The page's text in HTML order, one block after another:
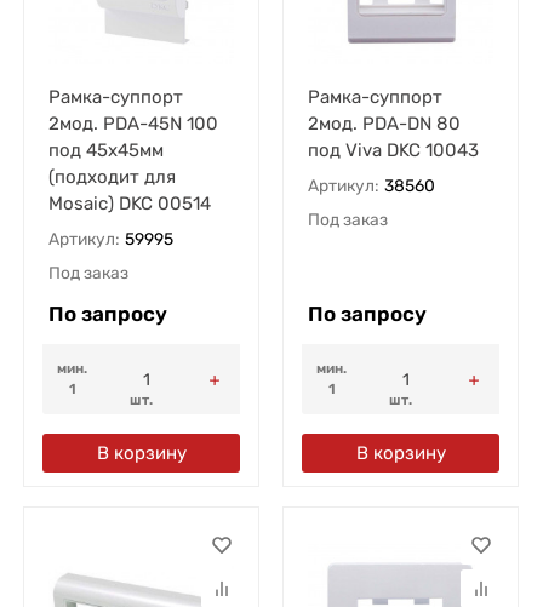
Рамка-суппорт
2мод. PDA-45N 100
под 45х45мм
(подходит для
Mosaic) DKC 00514
Артикул: 59995
Под заказ
По запросу
мин.
1
шт.
В корзину
Рамка-суппорт
2мод. PDA-DN 80
под Viva DKC 10043
Артикул: 38560
Под заказ
По запросу
мин.
1
шт.
В корзину